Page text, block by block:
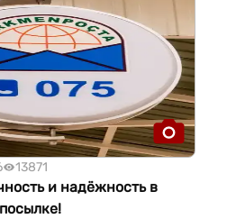
13871
и надёжность в